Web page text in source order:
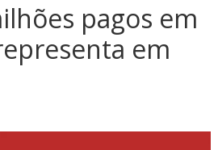
pagos em
em